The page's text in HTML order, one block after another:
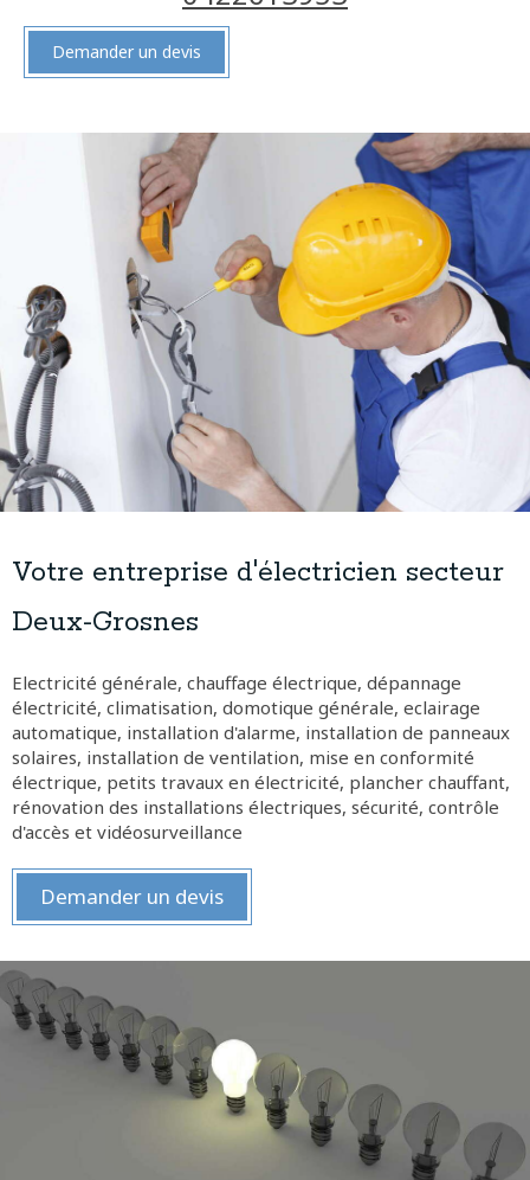
Demander un devis
Votre entreprise d'électricien secteur
Deux-Grosnes
Electricité générale, chauffage électrique, dépannage
électricité, climatisation, domotique générale, eclairage
automatique, installation d'alarme, installation de panneaux
solaires, installation de ventilation, mise en conformité
électrique, petits travaux en électricité, plancher chauffant,
rénovation des installations électriques, sécurité, contrôle
d'accès et vidéosurveillance
Demander un devis